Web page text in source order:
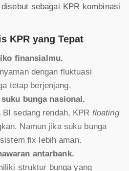
sebagai KPR kombinasi
KPR yang Tepat
finansialmu.
dengan fluktuasi
tetap berjenjang.
bunga nasional.
sedang rendah, KPR floating
Namun jika suku bunga
fix lebih aman.
antarbank.
struktur bunga yang